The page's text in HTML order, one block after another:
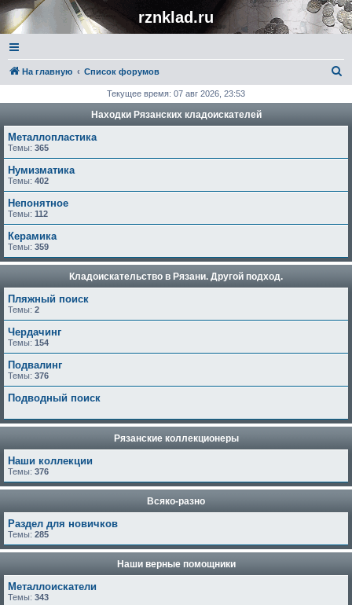
rznklad.ru
На главную Список форумов
с
Текущее время: 07 авг 2026, 23:53
Находки Рязанских кладоискателей
Металлопластика
Темы: 365
Нумизматика
Темы: 402
Непонятное
Темы: 112
Керамика
Темы: 359
Кладоискательство в Рязани. Другой подход.
Пляжный поиск
Темы: 2
Чердачинг
Темы: 154
Подвалинг
Темы: 376
Подводный поиск
Рязанские коллекционеры
Наши коллекции
Темы: 376
Всяко-разно
Раздел для новичков
Темы: 285
Наши верные помощники
Металлоискатели
Темы: 343